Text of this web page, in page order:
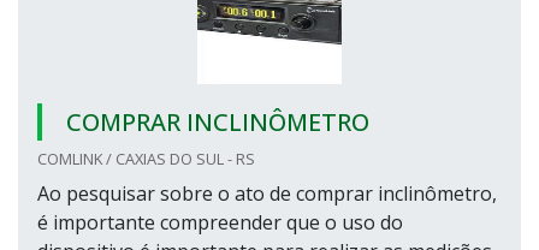
COMPRAR INCLINÔMETRO
COMLINK / CAXIAS DO SUL - RS
Ao pesquisar sobre o ato de comprar inclinômetro,
é importante compreender que o uso do